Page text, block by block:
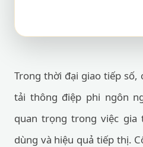
Trong thời đại giao tiếp
tải thông điệp phi ngôn
quan trọng trong việc gia
dùng và hiệu quả tiếp thị.